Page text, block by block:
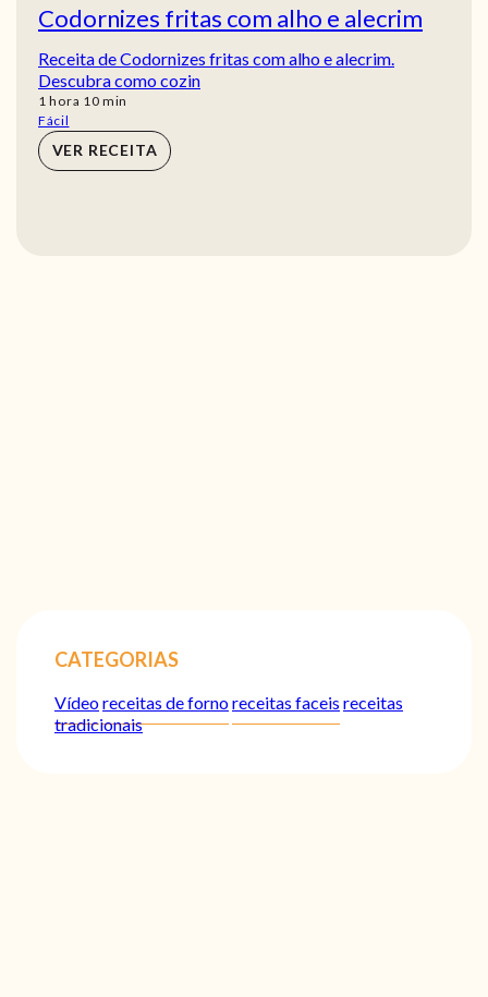
Codornizes fritas com alho e alecrim
Receita de Codornizes fritas com alho e alecrim.
Descubra como cozin
1 hora
hora 10min
min
Fácil
VER RECEITA
CATEGORIAS
Vídeoreceitas de fornoreceitas faceis receitas
tradicionais